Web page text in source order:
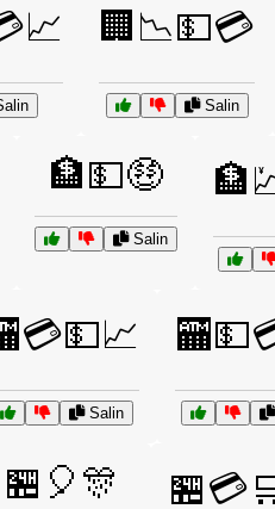
🏢📉💵💳
Salin
🏦💵🤑
Salin
Salin
🏪🎈🎊